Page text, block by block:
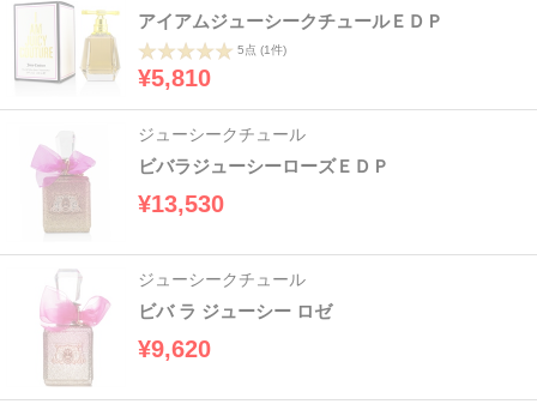
アイアムジューシークチュールＥＤＰ
5点 (1件)
¥5,810
ジューシークチュール
ビバラジューシーローズＥＤＰ
¥13,530
ジューシークチュール
ビバ ラ ジューシー ロゼ
¥9,620